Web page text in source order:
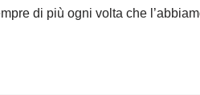
di più ogni volta che